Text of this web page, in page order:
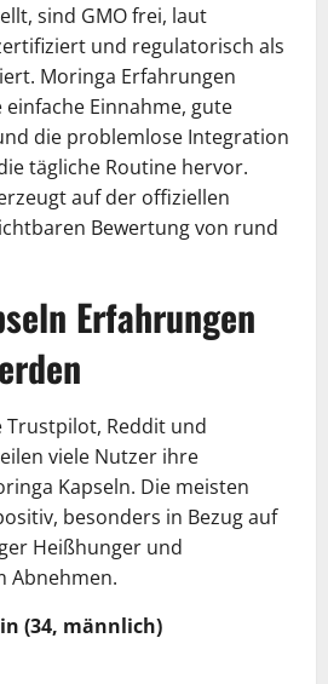
sind GMO frei, laut
und regulatorisch als
Moringa Erfahrungen
Einnahme, gute
die problemlose Integration
tägliche Routine hervor.
auf der offiziellen
Bewertung von rund
Erfahrungen
Reddit und
viele Nutzer ihre
Kapseln. Die meisten
besonders in Bezug auf
Heißhunger und
Abnehmen.
(34, männlich)